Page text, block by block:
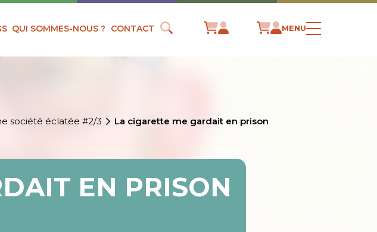
QUI SOMMES-NOUS ? CONTACT MENU
société éclatée #2/3 La cigarette me gardait en prison
EN PRISON